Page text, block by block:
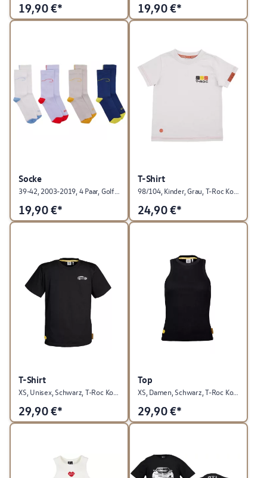
19,90€* 19,90€*
Socke
39-42, 2003-2019, 4 Paar, Golf Kollektion
19,90€*
T-Shirt
98/104, Kinder, Grau, T-Roc Kollektion
24,90€*
T-Shirt
XS, Unisex, Schwarz, T-Roc Kollektion
29,90€*
Top
XS, Damen, Schwarz, T-Roc Kollektion
29,90€*